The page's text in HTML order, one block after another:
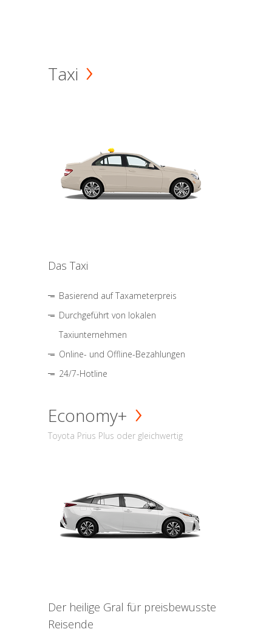
Taxi
Das Taxi
Basierend auf Taxameterpreis
Durchgeführt von lokalen
Taxiunternehmen
Online- und Offline-Bezahlungen
24/7-Hotline
Economy+
Toyota Prius Plus oder gleichwertig
Der heilige Gral für preisbewusste
Reisende